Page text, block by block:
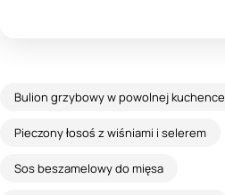
Bulion grzybowy w powolnej kuchence
Pieczony łosoś z wiśniami i selerem
Sos beszamelowy do mięsa